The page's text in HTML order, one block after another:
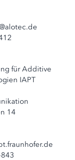
für Additive
IAPT
14